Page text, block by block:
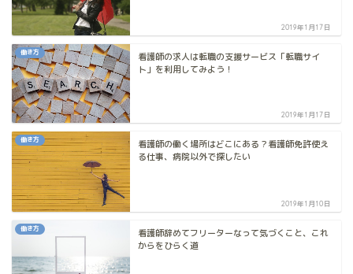
2019年1月17日
働き方
看護師の求人は転職の支援サービス「転職サイ
ト」を利用してみよう！
2019年1月17日
働き方
看護師の働く場所はどこにある？看護師免許使え
る仕事、病院以外で探したい
2019年1月10日
働き方
看護師辞めてフリーターなって気づくこと、これ
からをひらく道